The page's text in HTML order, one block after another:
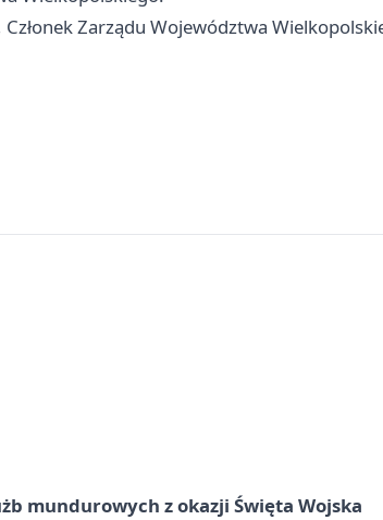
Członek Zarządu Województwa
mundurowych z okazji Święta Wojska